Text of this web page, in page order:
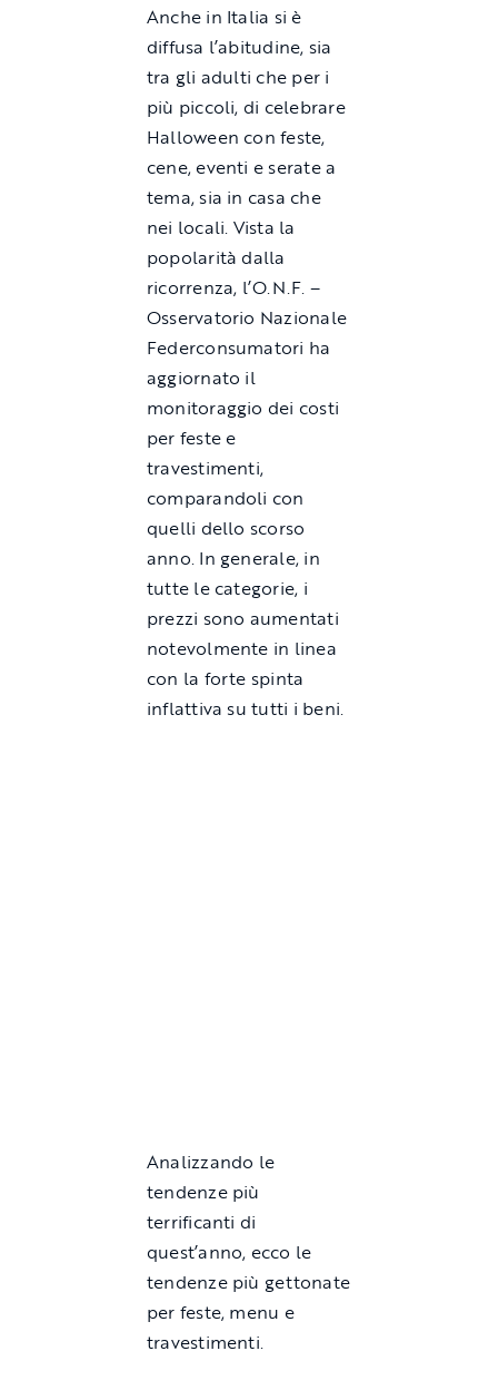
Anche in Italia si è
diffusa l’abitudine, sia
tra gli adulti che per i
più piccoli, di celebrare
Halloween con feste,
cene, eventi e serate a
tema, sia in casa che
nei locali. Vista la
popolarità dalla
ricorrenza, l’O.N.F. –
Osservatorio Nazionale
Federconsumatori ha
aggiornato il
monitoraggio dei costi
per feste e
travestimenti,
comparandoli con
quelli dello scorso
anno. In generale, in
tutte le categorie, i
prezzi sono aumentati
notevolmente in linea
con la forte spinta
inflattiva su tutti i beni.
Analizzando le
tendenze più
terrificanti di
quest’anno, ecco le
tendenze più gettonate
per feste, menu e
travestimenti.